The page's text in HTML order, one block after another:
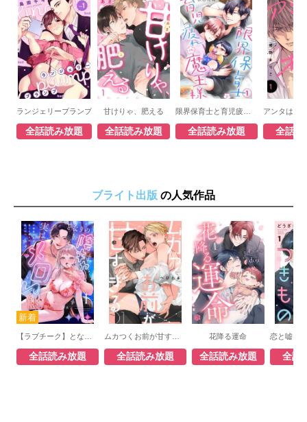
ランジェリープランプ
全話読み放題
甘けりゃ、肥える
全話読み放題 全話読み放題 全話読
ブライト出版 の人気作品
全話読み放題 全話読み放題
花降る運命
全話読み放題 全話